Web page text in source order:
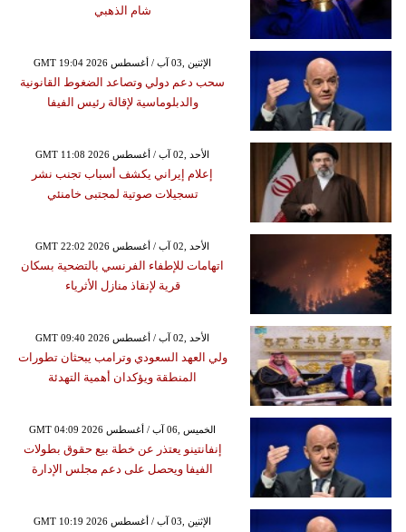
شام الذهبي
GMT 19:04 2026 الإثنين ,03 آب / أغسطس
سحب دعم دولي وتصاعد الضغوط القانونية
والدبلوماسية لإقالة رئيس الفيفا
GMT 11:08 2026 الأحد ,02 آب / أغسطس
إعلام إيراني يكشف أسباب تجنب نشر
تسجيلات صوتية لمجتبى خامنئي
GMT 22:02 2026 الأحد ,02 آب / أغسطس
اتهامات للإطفاء الفرنسي بالتضحية بسكان
قرية لإنقاذ منازل الأثرياء
GMT 09:40 2026 الأحد ,02 آب / أغسطس
ولي العهد السعودي وترامب يبحثان تطورات
المنطقة ويؤكدان أهمية التهدئة
GMT 04:09 2026 الخميس ,06 آب / أغسطس
إنفانتينو يعتذر عن خطة بيع حقوق بطولات
الفيفا ويحصل على دعم مجلس الإدارة
GMT 10:19 2026 الإثنين ,03 آب / أغسطس